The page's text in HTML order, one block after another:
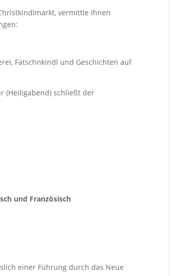
vermittle Ihnen
Fatschnkindl und Geschichten auf
(Heiligabend) schließt der
und Französisch
einer Führung durch das Neue